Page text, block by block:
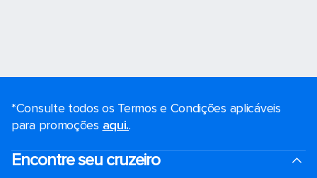
*Consulte todos os Termos e Condições aplicáveis ​​
para promoções aqui..
Encontre seu cruzeiro